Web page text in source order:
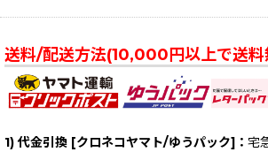
送料/配送方法(10,000円以上で送料
1) 代金引換 [クロネコヤマト/ゆうパック]： 宅